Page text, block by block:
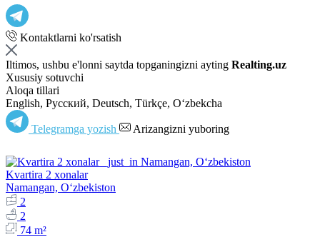
Kontaktlarni ko'rsatish
Iltimos, ushbu e'lonni saytda topganingizni ayting Realting.uz
Xususiy sotuvchi
Aloqa tillari
English, Русский, Deutsch, Türkçe, Oʻzbekcha
Telegramga yozish Arizangizni yuboring
Kvartira 2 xonalar
Namangan, Oʻzbekiston
2
2
74 m²